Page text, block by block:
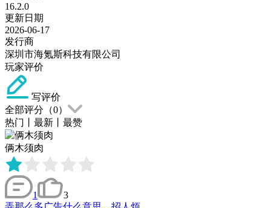
16.2.0
更新日期
2026-06-17
发行商
深圳市海氪斯科技有限公司
玩家评价
写评价
全部评分（0）
热门
最新 最赞
俩木须肉
1
3